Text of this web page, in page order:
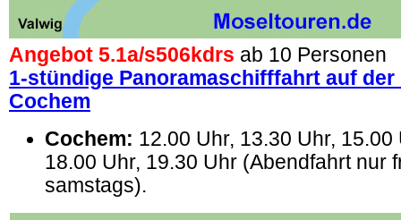
Angebot 5.1a/s506kdrs ab 10 Personen
1-stündige Panoramaschifffahrt auf der
Cochem
Cochem: 12.00 Uhr, 13.30 Uhr, 15.00
18.00 Uhr, 19.30 Uhr (Abendfahrt nur
samstags).